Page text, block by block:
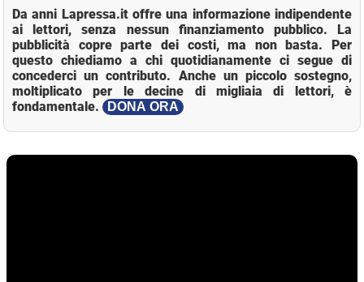
Da anni Lapressa.it offre una informazione indipendente
ai lettori, senza nessun finanziamento pubblico. La
pubblicità copre parte dei costi, ma non basta. Per
questo chiediamo a chi quotidianamente ci segue di
concederci un contributo. Anche un piccolo sostegno,
moltiplicato per le decine di migliaia di lettori, è
fondamentale.
DONA ORA